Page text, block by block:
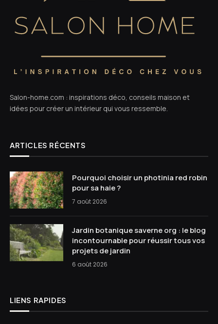
Salon-home.com : inspirations déco, conseils maison et
idées pour créer un intérieur qui vous ressemble.
ARTICLES RÉCENTS
Pourquoi choisir un photinia red robin
pour sa haie ?
7 août 2026
Jardin botanique saverne org : le blog
incontournable pour réussir tous vos
projets de jardin
6 août 2026
LIENS RAPIDES